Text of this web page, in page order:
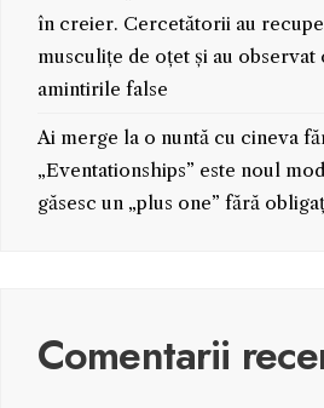
în creier. Cercetătorii au
musculițe de oțet și au observat
amintirile false
Ai merge la o nuntă cu cineva
„Eventationships” este noul
găsesc un „plus one” fără
Comentarii